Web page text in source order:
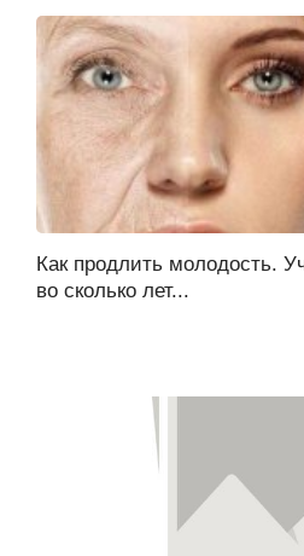
Как продлить молодость.
во сколько лет...